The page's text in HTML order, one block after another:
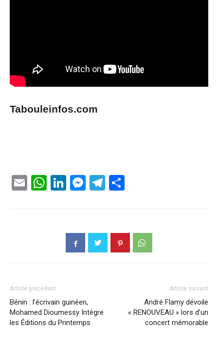
Tabouleinfos.com
EmailWhatsApp
LinkedIn
Messenger
Telegram
Article précédent
Bénin : l’écrivain guinéen,
Mohamed Dioumessy Intègre
les Éditions du Printemps
Article suivant
André Flamy dévoile
« RENOUVEAU » lors d’un
concert mémorable